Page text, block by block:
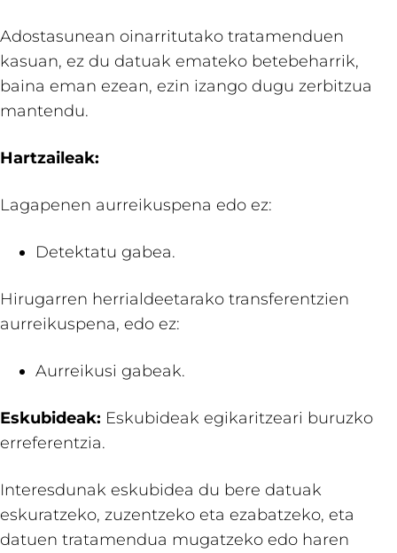
Adostasunean oinarritutako tratamenduen
kasuan, ez du datuak emateko betebeharrik,
baina eman ezean, ezin izango dugu zerbitzua
mantendu.
Hartzaileak:
Lagapenen aurreikuspena edo ez:
Detektatu gabea.
Hirugarren herrialdeetarako transferentzien
aurreikuspena, edo ez:
Aurreikusi gabeak.
Eskubideak: Eskubideak egikaritzeari buruzko
erreferentzia.
Interesdunak eskubidea du bere datuak
eskuratzeko, zuzentzeko eta ezabatzeko, eta
datuen tratamendua mugatzeko edo haren